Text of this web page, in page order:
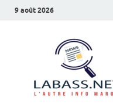
9 août 2026